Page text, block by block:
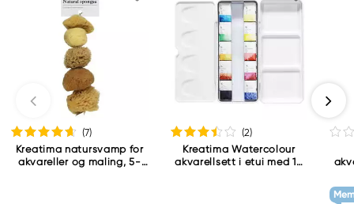
(7)
Kreatima natursvamp for
akvareller og maling, 5-
(2)
Kreatima Watercolour
akvarellsett i etui med 10